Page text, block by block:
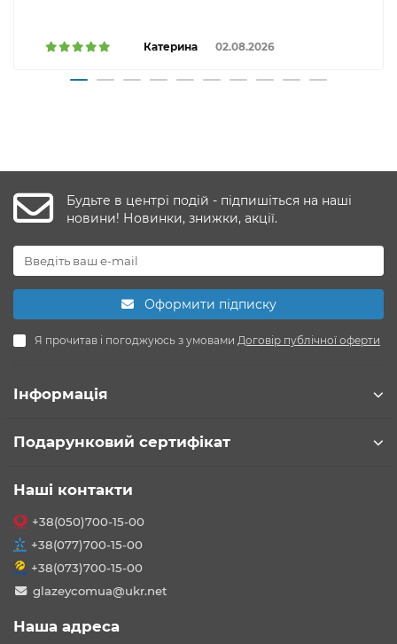
Катерина 02.08.2026
Будьте в центрі подій - підпишіться на наші
новини! Новинки, знижки, акції.
Оформити підписку
Я прочитав і погоджуюсь з умовами Договір публічної оферти
Інформація
Подарунковий сертифікат
Наші контакти
+38(050)700-15-00
+38(077)700-15-00
+38(073)700-15-00
glazeycomua@ukr.net
Наша адреса